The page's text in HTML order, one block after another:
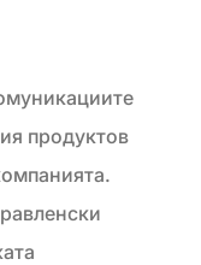
продуктов